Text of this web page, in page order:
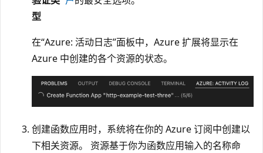
型
在“Azure: 活动日志”面板中，Azure 扩展将显示在
Azure 中创建的各个资源的状态。
创建函数应用时，系统将在你的 Azure 订阅中创建以
下相关资源。 资源基于你为函数应用输入的名称命